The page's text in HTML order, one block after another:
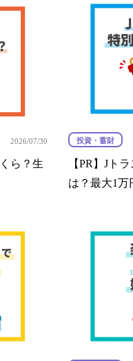
2026/07/30
ら？生
投資・蓄財
【PR】Jト
は？最大1万